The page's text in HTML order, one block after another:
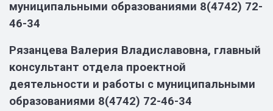
муниципальными образованиями 8(4742) 72-
46-34
Рязанцева Валерия Владиславовна, главный
консультант отдела проектной
деятельности и работы с муниципальными
образованиями 8(4742) 72-46-34